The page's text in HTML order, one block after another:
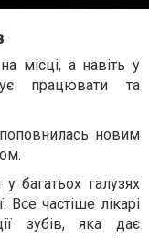
місці, а навіть у
працювати та
новим
багатьох галузях
частіше лікарі
зубів, яка дає